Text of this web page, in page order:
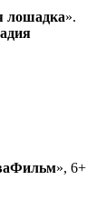
лошадка».
», 6+